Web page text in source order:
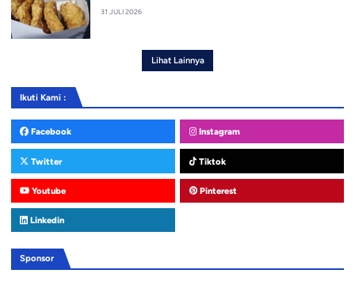
31 JULI 2026
Lihat Lainnya
Ikuti Kami :
Facebook Instagram
Twitter Tiktok
Youtube Pinterest
Linkedin
Sponsor